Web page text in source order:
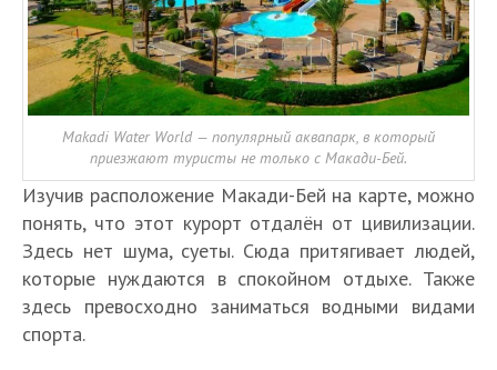
Makadi Water World — популярный аквапарк, в который
приезжают туристы не только с Макади-Бей.
Изучив расположение Макади-Бей на карте, можно
понять, что этот курорт отдалён от цивилизации.
Здесь нет шума, суеты. Сюда притягивает людей,
которые нуждаются в спокойном отдыхе. Также
здесь превосходно заниматься водными видами
спорта.